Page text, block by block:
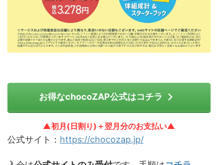
お得なchocoZAP公式はコチラ
▲初月(日割り)＋翌月分のお支払い▲
公式サイト： https://chocozap.jp/